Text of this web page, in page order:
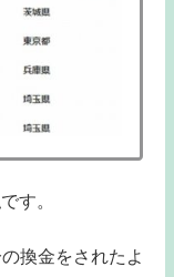
す。
換金をされたよ